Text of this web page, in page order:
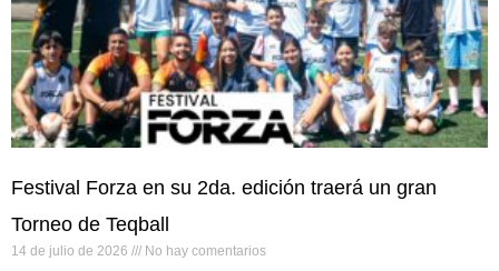
Festival Forza en su 2da. edición traerá un gran
Torneo de Teqball
14 de julio de 2026 No hay comentarios